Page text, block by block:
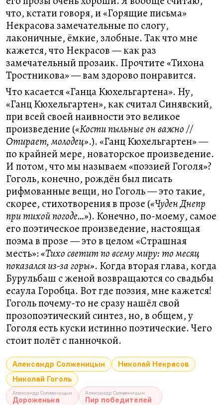
что, кстати говоря, и «Горящие письма»
Некрасова замечательные по слогу,
лаконичные, ёмкие, злобные. Так что мне
кажется, что Некрасов — как раз
замечательный прозаик. Прочтите «Тихона
Тростникова» — вам здорово понравится.
Что касается «Ганца Кюхельгартена». Ну,
«Ганц Кюхельгартен», как считал Синявский,
при всей своей наивности это великое
произведение («Кости пыльные он важно //
Отирает, молодец».). «Ганц Кюхельгартен» —
по крайней мере, новаторское произведение.
И потом, что мы называем «поэзией Гоголя»?
Гоголь, конечно, рождён был писать
рифмованные вещи, но Гоголь — это такие,
скорее, стихотворения в прозе («Чуден Днепр
при тихой погоде…»). Конечно, по-моему, самое
его поэтическое произведение, настоящая
поэма в прозе — это в целом «Страшная
месть»:«Тихо светит по всему миру: то месяц
показался из-за горы». Когда вторая глава, когда
Бурульбаш с женой возвращаются со свадьбы
есаула Горобца. Вот где поэзия, мне кажется!
Гоголь почему-то не сразу нашёл свой
прозопоэтический синтез, но, в общем, у
Гоголя есть куски истинно поэтические. Чего
стоит полёт с панночкой.
Александр Солженицын
Николай Некрасов
Николай Гоголь
Александр Солженицын
Дороженька
Александр Солженицын
Пир победителей